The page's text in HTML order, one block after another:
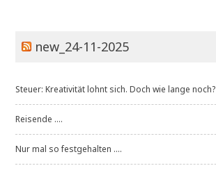
new_24-11-2025
Steuer: Kreativität lohnt sich. Doch wie lange noch?
Reisende ....
Nur mal so festgehalten ....